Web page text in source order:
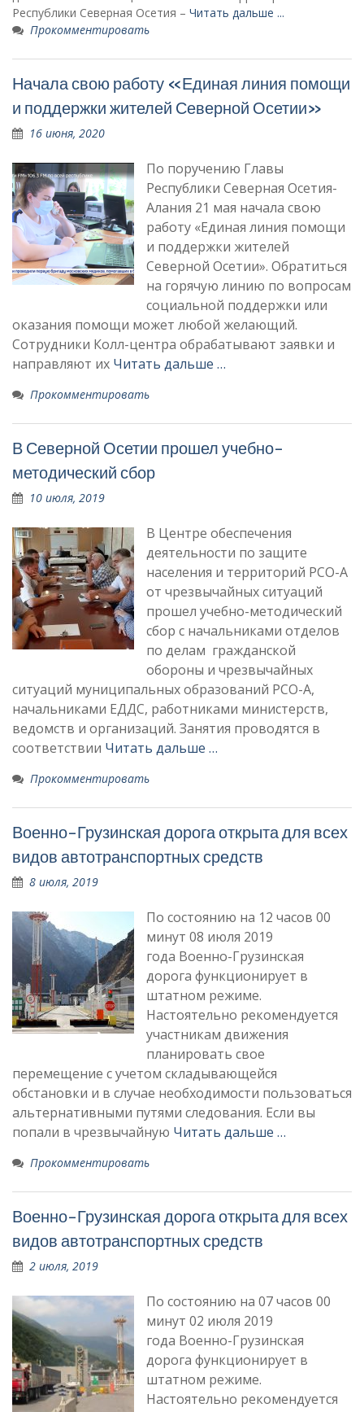
Республики Северная Осетия – Читать дальше ...
Прокомментировать
Начала свою работу «Единая линия помощи
и поддержки жителей Северной Осетии»
16 июня, 2020
По поручению Главы
Республики Северная Осетия-
Алания 21 мая начала свою
работу «Единая линия помощи
и поддержки жителей
Северной Осетии». Обратиться
на горячую линию по вопросам
социальной поддержки или
оказания помощи может любой желающий.
Сотрудники Колл-центра обрабатывают заявки и
направляют их Читать дальше …
Прокомментировать
В Северной Осетии прошел учебно-
методический сбор
10 июля, 2019
В Центре обеспечения
деятельности по защите
населения и территорий РСО-А
от чрезвычайных ситуаций
прошел учебно-методический
сбор с начальниками отделов
по делам гражданской
обороны и чрезвычайных
ситуаций муниципальных образований РСО-А,
начальниками ЕДДС, работниками министерств,
ведомств и организаций. Занятия проводятся в
соответствии Читать дальше …
Прокомментировать
Военно-Грузинская дорога открыта для всех
видов автотранспортных средств
8 июля, 2019
По состоянию на 12 часов 00
минут 08 июля 2019
года Военно-Грузинская
дорога функционирует в
штатном режиме.
Настоятельно рекомендуется
участникам движения
планировать свое
перемещение с учетом складывающейся
обстановки и в случае необходимости пользоваться
альтернативными путями следования. Если вы
попали в чрезвычайную Читать дальше …
Прокомментировать
Военно-Грузинская дорога открыта для всех
видов автотранспортных средств
2 июля, 2019
По состоянию на 07 часов 00
минут 02 июля 2019
года Военно-Грузинская
дорога функционирует в
штатном режиме.
Настоятельно рекомендуется